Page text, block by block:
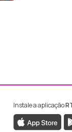
RTP
da RTP
Instale a aplicação